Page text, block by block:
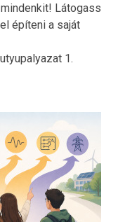
Látogass
építeni a saját
1.